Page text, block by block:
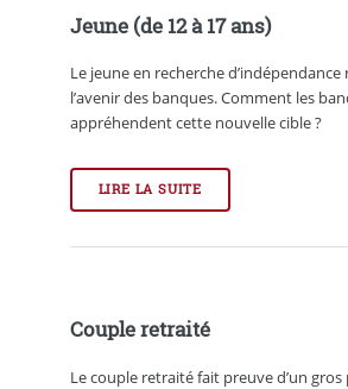
Jeune (de 12 à 17 ans)
Le jeune en recherche
l’avenir des banques. Comment les
appréhendent cette nouvelle cible ?
LIRE LA SUITE
Couple retraité
Le couple retraité fait preuve d’un